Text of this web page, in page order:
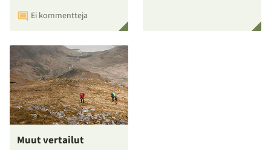
Ei kommentteja
Muut vertailut